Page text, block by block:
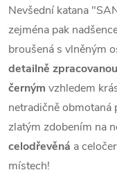
Nevšední katana
zejména pak
broušená s vlněným
detailně
černým vzhledem
netradičně obmotaná
zlatým zdobením na
celodřevěná a
místech!